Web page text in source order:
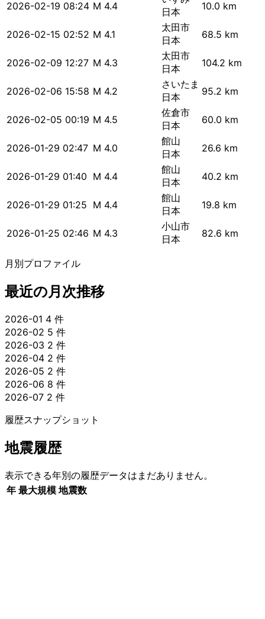
2026-02-19 08:24 M 4.4
日本
10.0 km
2026-02-15 02:52 M 4.1
太田市
日本
68.5 km
2026-02-09 12:27 M 4.3
太田市
日本
104.2 km
2026-02-06 15:58 M 4.2
さいたま
日本
95.2 km
2026-02-05 00:19 M 4.5
佐倉市
日本
60.0 km
2026-01-29 02:47 M 4.0
館山
日本
26.6 km
2026-01-29 01:40 M 4.4
館山
日本
40.2 km
2026-01-29 01:25 M 4.4
館山
日本
19.8 km
2026-01-25 02:46 M 4.3
小山市
日本
82.6 km
月別プロファイル
最近の月次推移
2026-01 4 件
2026-02 5 件
2026-03 2 件
2026-04 2 件
2026-05 2 件
2026-06 8 件
2026-07 2 件
履歴スナップショット
地震履歴
表示できる年別の履歴データはまだありません。
年 最大規模 地震数